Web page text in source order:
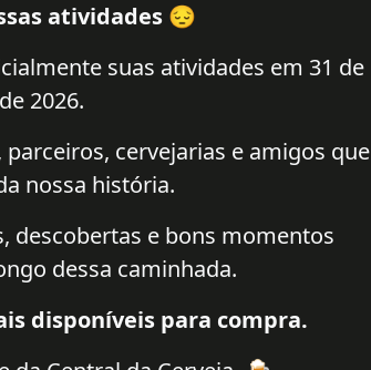
atividades 😔
suas atividades em 31 de
2026.
cervejarias e amigos que
nossa história.
descobertas e bons momentos
dessa caminhada.
disponíveis para compra.